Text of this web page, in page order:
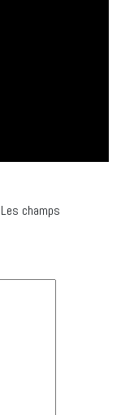
Les champs